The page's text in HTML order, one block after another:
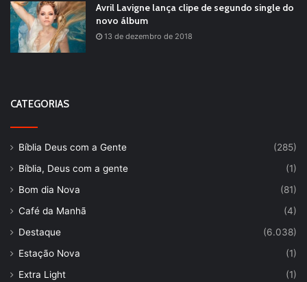
Avril Lavigne lança clipe de segundo single do
novo álbum
13 de dezembro de 2018
CATEGORIAS
Bíblia Deus com a Gente
(285)
Bíblia, Deus com a gente
(1)
Bom dia Nova
(81)
Café da Manhã
(4)
Destaque
(6.038)
Estação Nova
(1)
Extra Light
(1)